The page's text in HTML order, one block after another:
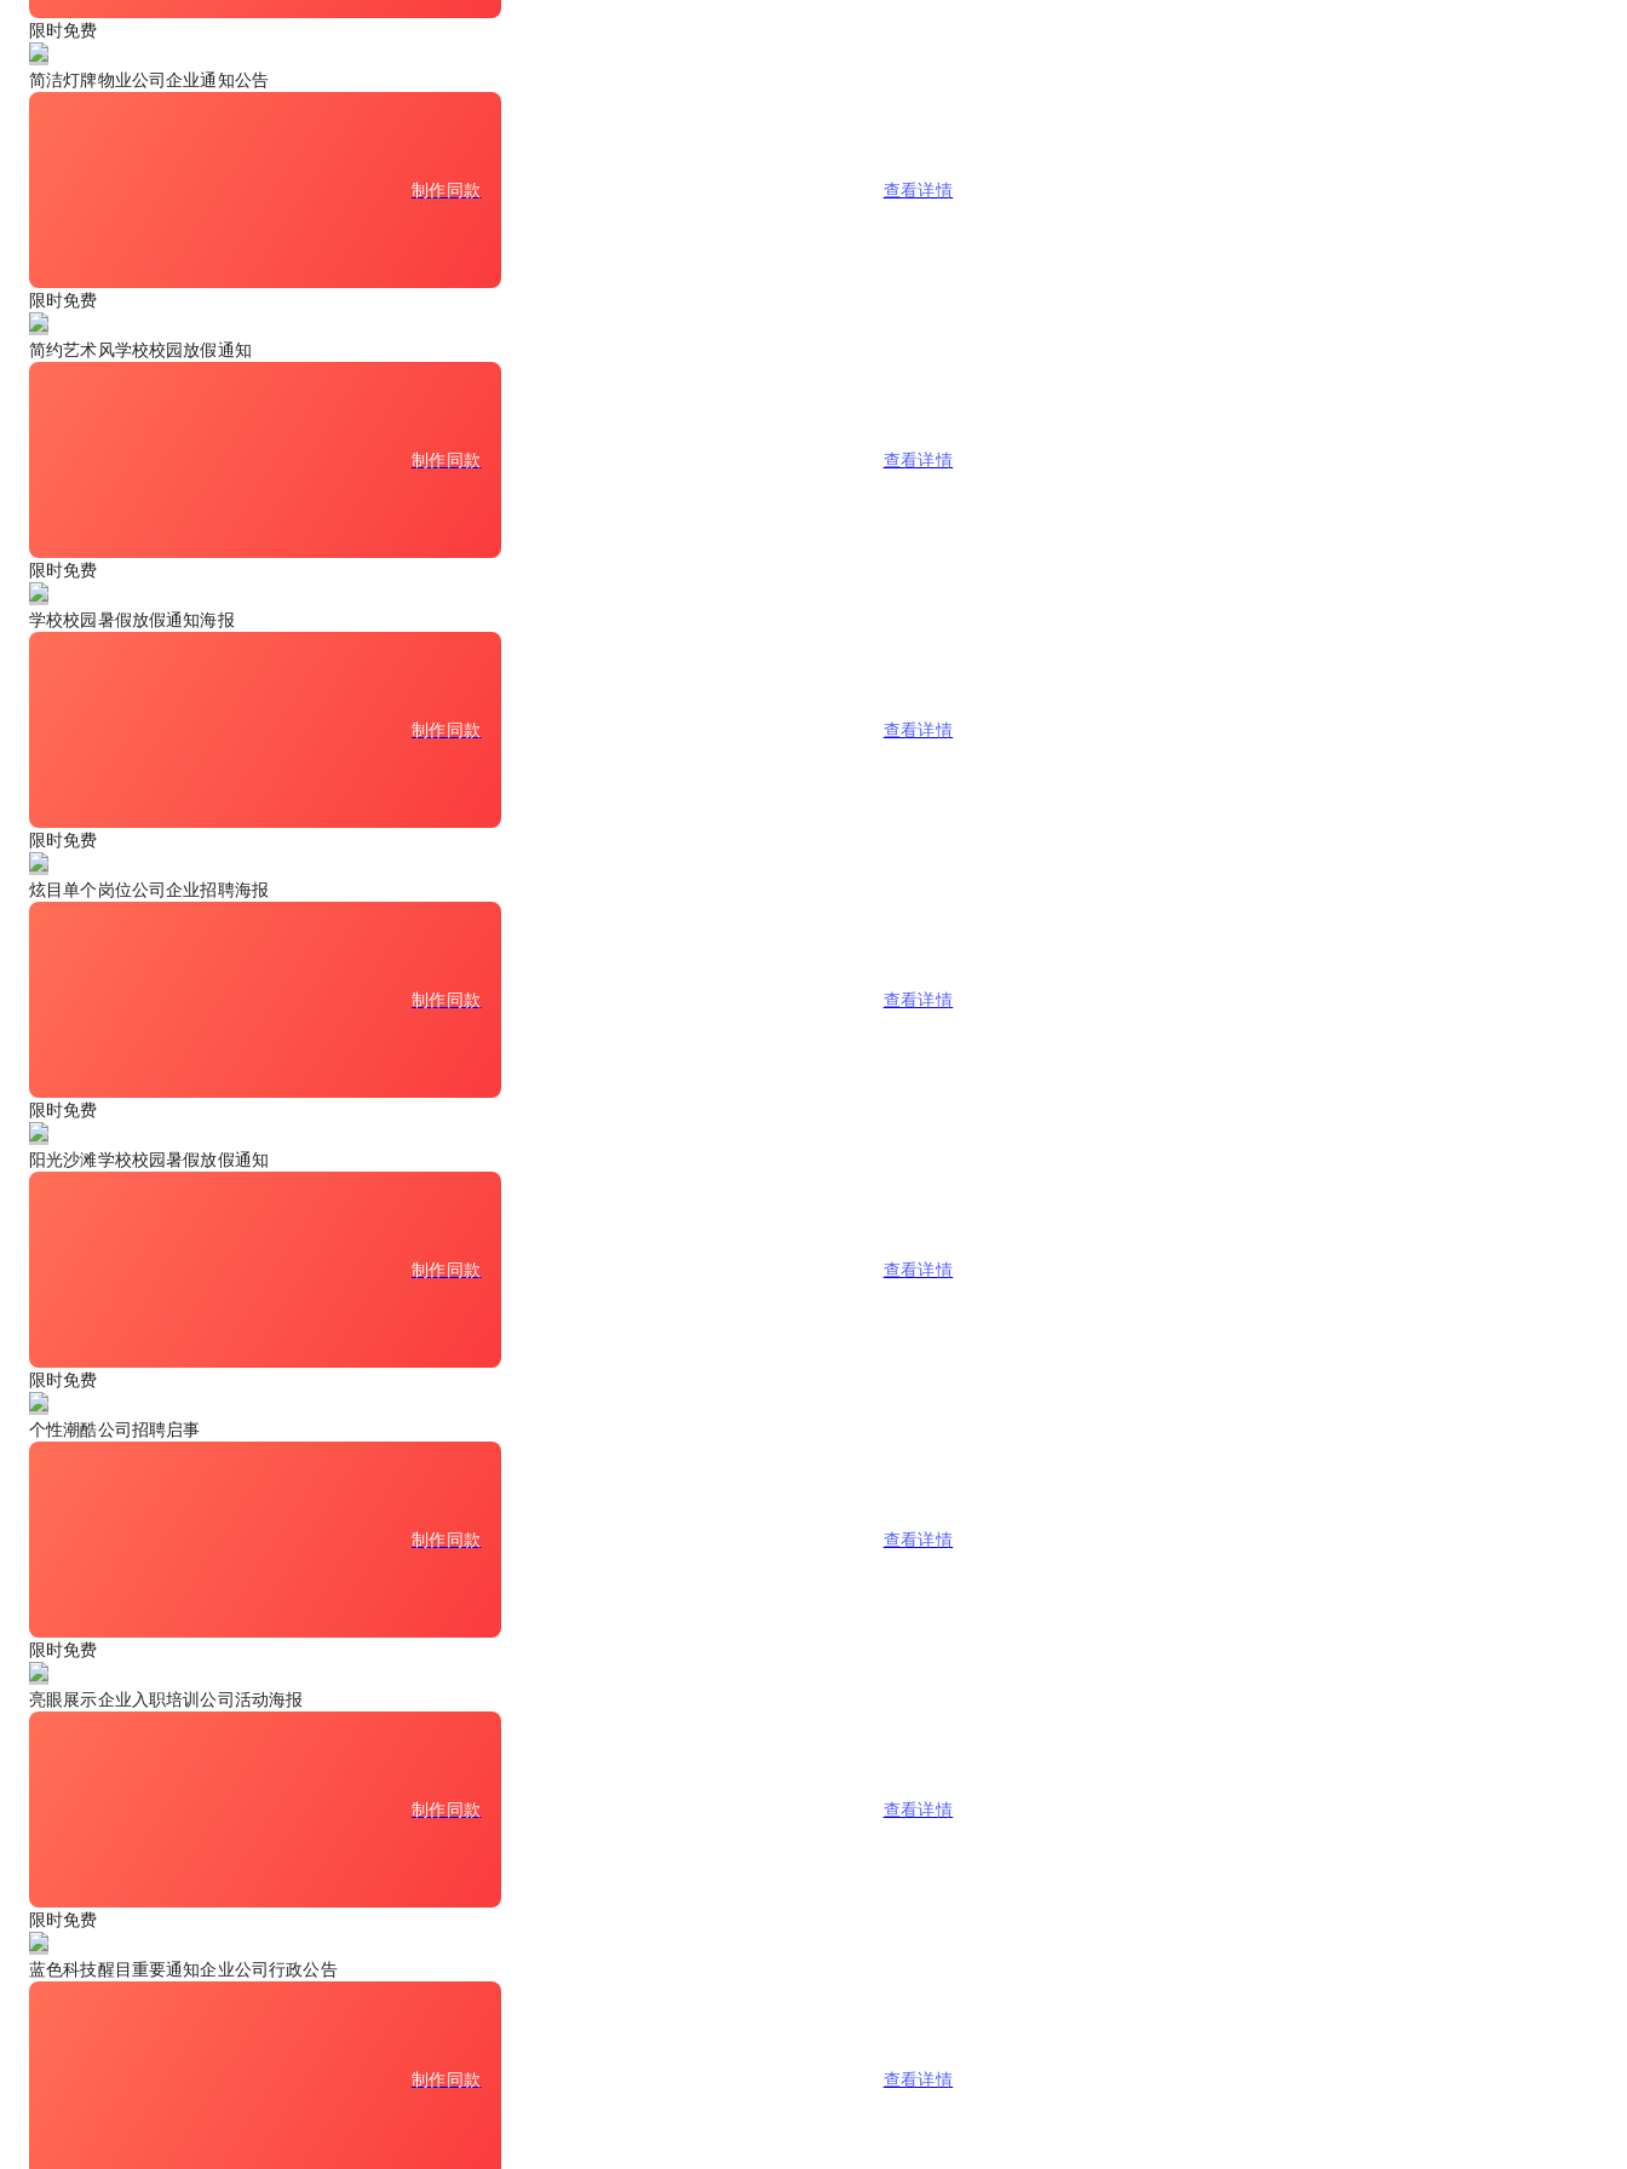
限时免费
简洁灯牌物业公司企业通知公告
制作同款 查看详情
限时免费
简约艺术风学校校园放假通知
制作同款 查看详情
限时免费
学校校园暑假放假通知海报
制作同款 查看详情
限时免费
炫目单个岗位公司企业招聘海报
制作同款 查看详情
限时免费
阳光沙滩学校校园暑假放假通知
制作同款 查看详情
限时免费
个性潮酷公司招聘启事
制作同款 查看详情
限时免费
亮眼展示企业入职培训公司活动海报
制作同款 查看详情
限时免费
蓝色科技醒目重要通知企业公司行政公告
制作同款 查看详情